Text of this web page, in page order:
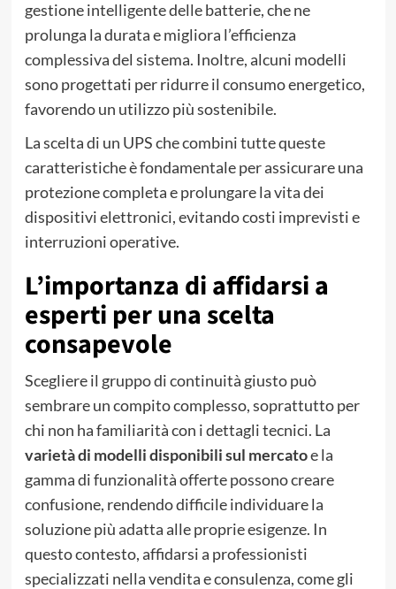
gestione intelligente delle batterie, che ne
prolunga la durata e migliora l’efficienza
complessiva del sistema. Inoltre, alcuni modelli
sono progettati per ridurre il consumo energetico,
favorendo un utilizzo più sostenibile.
La scelta di un UPS che combini tutte queste
caratteristiche è fondamentale per assicurare una
protezione completa e prolungare la vita dei
dispositivi elettronici, evitando costi imprevisti e
interruzioni operative.
L’importanza di affidarsi a
esperti per una scelta
consapevole
Scegliere il gruppo di continuità giusto può
sembrare un compito complesso, soprattutto per
chi non ha familiarità con i dettagli tecnici. La
varietà di modelli disponibili sul mercatoe la
gamma di funzionalità offerte possono creare
confusione, rendendo difficile individuare la
soluzione più adatta alle proprie esigenze. In
questo contesto, affidarsi a professionisti
specializzati nella vendita e consulenza, come gli